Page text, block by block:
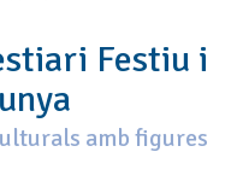
Festiu i
amb figures